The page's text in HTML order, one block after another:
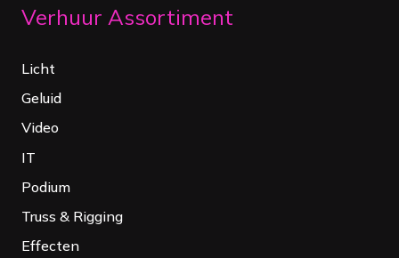
Verhuur Assortiment
Licht
Geluid
Video
IT
Podium
Truss & Rigging
Effecten